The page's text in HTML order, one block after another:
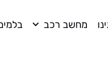
מחשב רכב